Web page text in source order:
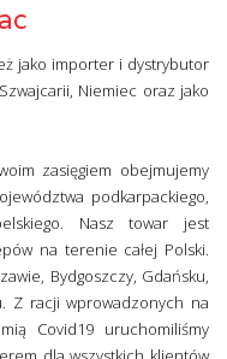
jako importer i dystrybutor
Niemiec oraz jako
zasięgiem obejmujemy
podkarpackiego,
Nasz towar jest
na terenie całej Polski.
Bydgoszczy, Gdańsku,
Z racji wprowadzonych na
Covid19 uruchomiliśmy